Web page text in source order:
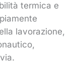
termica e
lavorazione,